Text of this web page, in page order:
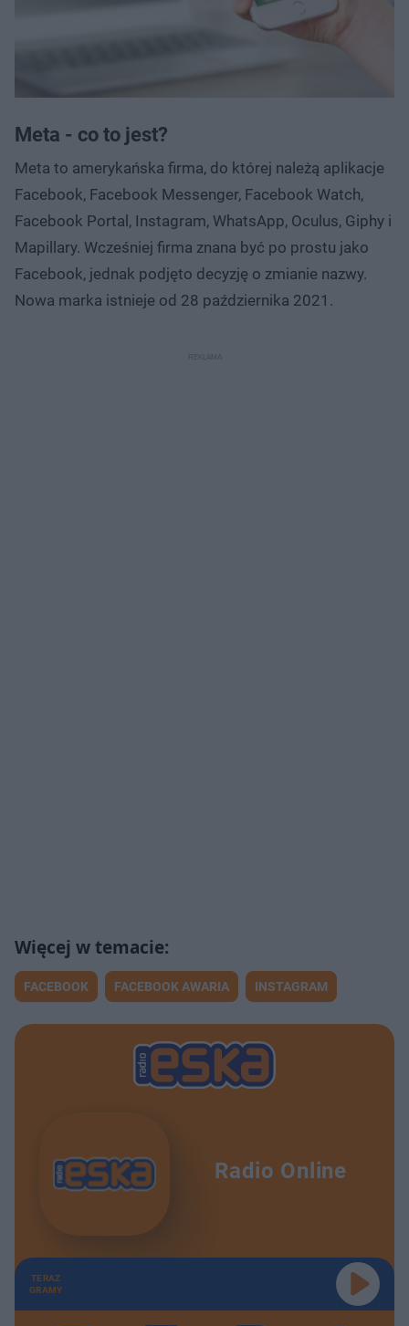
Meta - co to jest?
Meta to amerykańska firma, do której należą aplikacje
Facebook, Facebook Messenger, Facebook Watch,
Facebook Portal, Instagram, WhatsApp, Oculus, Giphy i
Mapillary. Wcześniej firma znana być po prostu jako
Facebook, jednak podjęto decyzję o zmianie nazwy.
Nowa marka istnieje od 28 października 2021.
FACEBOOK FACEBOOK AWARIA INSTAGRAM
Radio Online
TERAZ
GRAMY